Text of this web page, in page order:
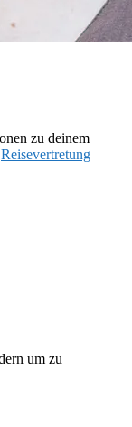
zu deinem
Reisevertretung
um zu